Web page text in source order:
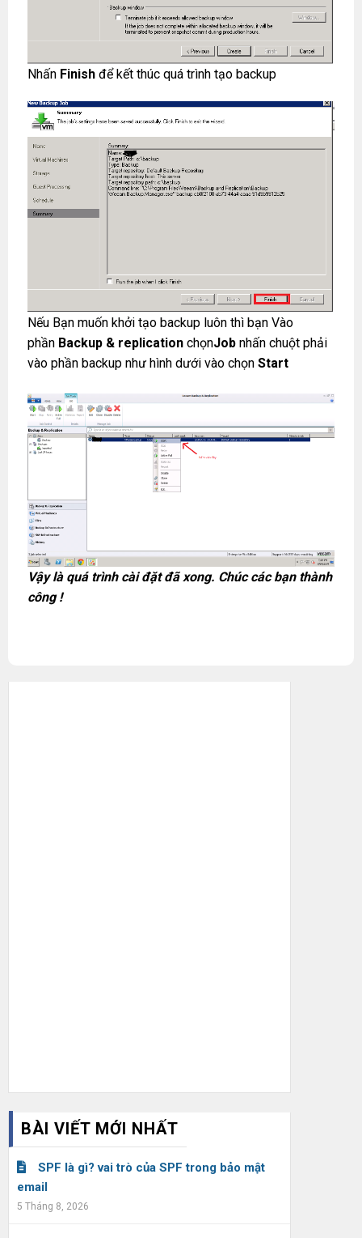
Nhấn Finish để kết thúc quá trình tạo backup
Nếu Bạn muốn khởi tạo backup luôn thì bạn Vào
phần Backup & replication chọnJob nhấn chuột phải
vào phần backup như hình dưới vào chọn Start
Vậy là quá trình cài đặt đã xong. Chúc các bạn thành
công !
BÀI VIẾT MỚI NHẤT
SPF là gì? vai trò của SPF trong bảo mật
email
5 Tháng 8, 2026